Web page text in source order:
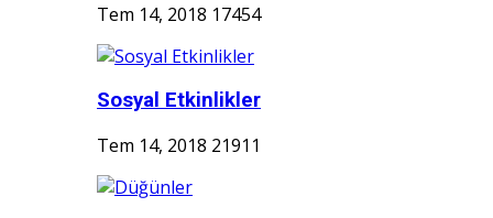
Tem 14, 2018 17454
Sosyal Etkinlikler
Tem 14, 2018 21911